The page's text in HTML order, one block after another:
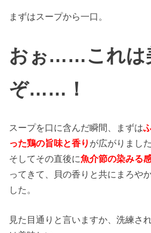
まずはスープから一口。
おぉ……これは
ぞ……！
スープを口に含んだ瞬間、まずは
った鶏の旨味と香り が広がりました
そしてその直後に魚介節の染みる
ってきて、貝の香りと共にまろや
した。
見た目通りと言いますか、洗練さ